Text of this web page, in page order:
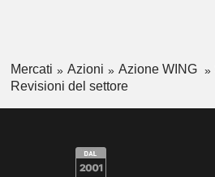
Mercati Azioni Azione WING
Revisioni del settore